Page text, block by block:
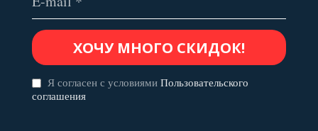
Я согласен с условиями Пользовательского
соглашения